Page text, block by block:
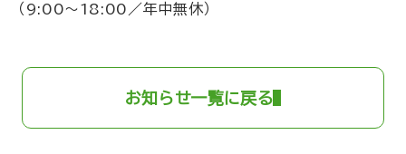
（9:00～18:00／年中無休）
お知らせ一覧に戻る